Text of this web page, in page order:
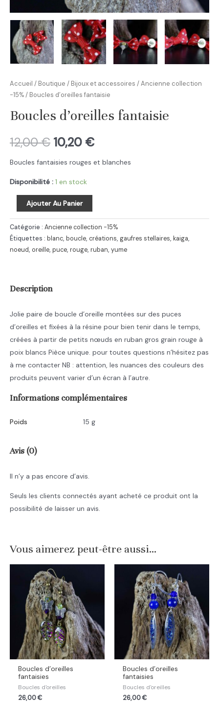
Accueil / Boutique / Bijoux et accessoires /Ancienne collection
-15%/ Boucles d’oreilles fantaisie
Boucles d’oreilles fantaisie
12,00€ 10,20 €
Boucles fantaisies rouges et blanches
Disponibilité : 1 en stock
quantité
de
Boucles
d'oreilles
fantaisie
Ajouter Au Panier
Catégorie : Ancienne collection -15%
Étiquettes : blanc, boucle, créations, gaufres stellaires, kaiga,
noeud, oreille, puce, rouge, ruban, yume
Description
Jolie paire de boucle d’oreille montées sur des puces
d’oreilles et fixées à la résine pour bien tenir dans le temps,
créées à partir de petits nœuds en ruban gros grain rouge à
poix blancs Pièce unique. pour toutes questions n’hésitez pas
à me contacter NB : attention, les nuances des couleurs des
produits peuvent varier d’un écran à l’autre.
Informations complémentaires
Poids 15 g
Avis (0)
Il n’y a pas encore d’avis.
Seuls les clients connectés ayant acheté ce produit ont la
possibilité de laisser un avis.
Vous aimerez peut-être aussi…
Boucles d’oreilles
fantaisies
Boucles d'oreilles
26,00€
Boucles d’oreilles
fantaisies
Boucles d'oreilles
26,00€